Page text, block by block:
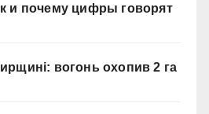
и почему цифры говорят
вогонь охопив 2 га